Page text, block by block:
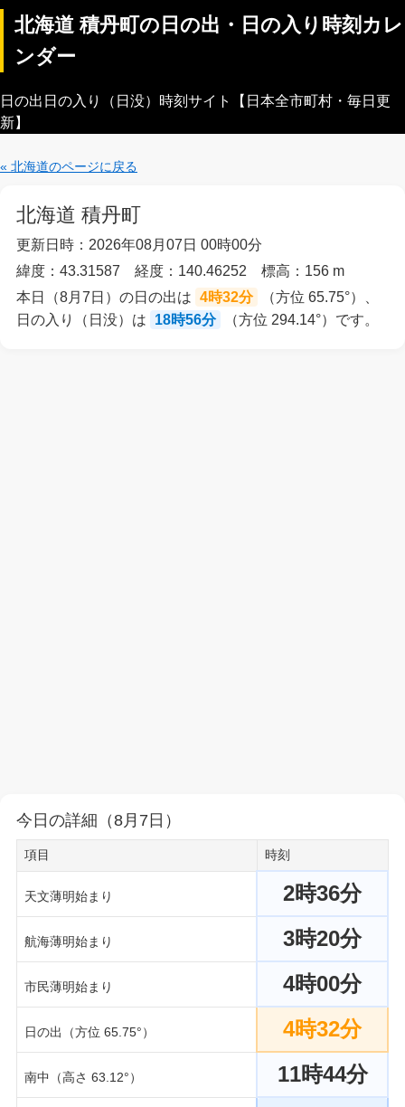
北海道 積丹町の日の出・日の入り時刻カレ
ンダー
日の出日の入り（日没）時刻サイト【日本全市町村・毎日更
新】
« 北海道のページに戻る
北海道 積丹町
更新日時：2026年08月07日 00時00分
緯度：43.31587 経度：140.46252 標高：156 m
本日（8月7日）の日の出は 4時32分
（方位 65.75°）、
日の入り（日没）は
18時56分 （方位 294.14°）です。
今日の詳細（8月7日）
項目 時刻
天文薄明始まり 2時36分
航海薄明始まり 3時20分
市民薄明始まり 4時00分
日の出（方位 65.75°） 4時32分
南中（高さ 63.12°） 11時44分